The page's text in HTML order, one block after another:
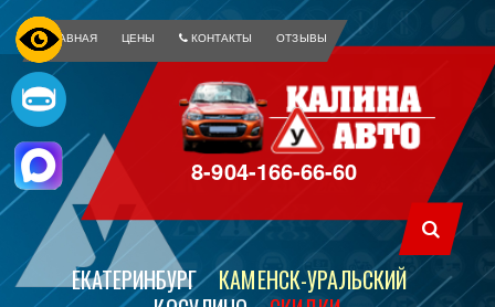
ГЛАВНАЯ ЦЕНЫ КОНТАКТЫ ОТЗЫВЫ
8-904-166-66-60
ЕКАТЕРИНБУРГ
КАМЕНСК-УРАЛЬСКИЙ